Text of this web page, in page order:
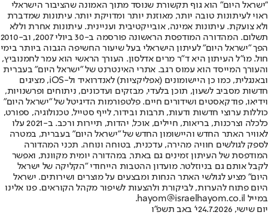
"ישראל היום" הוא גוף תקשורת שנוסד מתוך האמונה שהציבור הישראלי
ראוי לעיתונות טובה יותר, מאוזנת יותר ומדויקת יותר. עיתונות שמדברת
ולא צועקת. עיתונות אמינה, אובייקטיבית ועניינית. עיתונות אחרת וללא
תשלום. המהדורה המודפסת הראשונה פורסמה ב-30 ביולי 2007, וב-2010
הפך "ישראל היום" לעיתון הישראלי בעל שיעור החשיפה הגבוה ביותר בימי
חול. מו"ל העיתון היא ד"ר מרים אדלסון. העורך הראשי הוא עמר לחמנוביץ,
והעורך המייסד הוא עמוס רגב. אתרי האינטרנט של "ישראל היום" בעברית
ובאנגלית, כמו כן היישומונים (אפליקציות) לאנדרואיד ול-iOS, מציגים
חדשות מסביב לשעון, תוכן בלעדי, מבזקים ועדכונים, ניתוחים ופרשנויות,
וידיאו, פודקאסטים ושידורים חיים. פלטפורמות הדיגיטל של "ישראל היום"
כוללות ערוצי חדשות ודעות, תרבות ובידור, לייף סטייל, טכנולוגיה, ספורט,
כלכלה וצרכנות, בריאות, חיילים, אוכל, יהדות, תיירות ורכב. ב-2021 עלו
לאוויר האתר החדש והיישומון החדש של "ישראל היום" בעברית, במטרה
לספק לגולשים חוויה מהירה, עדכנית, בטוחה ונוחה. תכני המהדורה
המודפסת של העיתון זמינים גם באתר, במהדורה יומית מקוונת, ואפשר
לקבל אותם גם בניוזלטר. מועדון ההטבות הייחודי "הקליקה של ישראל
היום" מציע לגולשי האתר הנחות ומבצעים על מוצרים ושירותים. ישראל
היום פתוח להערות, לביקורת ולהצעות לשיפור מקהל הקוראים. פנו אלינו
במייל hayom@israelhayom.co.il.
יום שישי, 24.7.2026
י' באב תשפ"ו